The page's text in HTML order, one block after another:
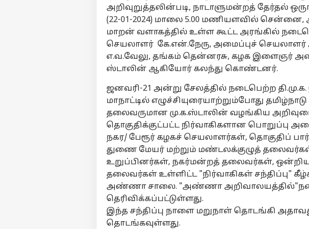
அறிவுறுத்தலின்படி, நாடாளுமன்றத் தேர்தல்
(22-01-2024) மாலை 5.00 மணியளவில்
மாறன் வளாகத்தில் உள்ள கூட்ட அரங்கில்
செயலாளர் கே.என்.நேரு, அமைப்புச்
எ.வ.வேலு, தங்கம் தென்னரசு, கழக இளைஞர்
ஸ்டாலின் ஆகியோர் கலந்து கொண்டனர்.
ஜனவரி-21 அன்று சேலத்தில் நடைபெற்ற
மாநாட்டில் எழுச்சியுரையாற்றும்போது
தலைவருமான மு.க.ஸ்டாலின் வழங்கிய
தொகுதிக்குட்பட்ட நிர்வாகிகளான பொறுப்பு
நகர/ பேரூர் கழகச் செயலாளர்கள், தொகுதிப்
துணை மேயர் மற்றும் மண்டலக்குழுத் தலைவர்கள்,
உறுப்பினர்கள், நகர்மன்றத் தலைவர்கள்,
தலைவர்கள் உள்ளிட்ட "நிர்வாகிகள்
அண்ணா சாலை. "அண்ணா
தெரிவிக்கப்பட்டுள்ளது.
இந்த சந்திப்பு நாளை மறுநாள் தொடங்கி
தொடங்கவுள்ளது.